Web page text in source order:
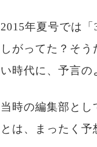
2015年夏号では
しがってた？そ
い時代に、予言の
当時の編集部とし
とは、まったく予